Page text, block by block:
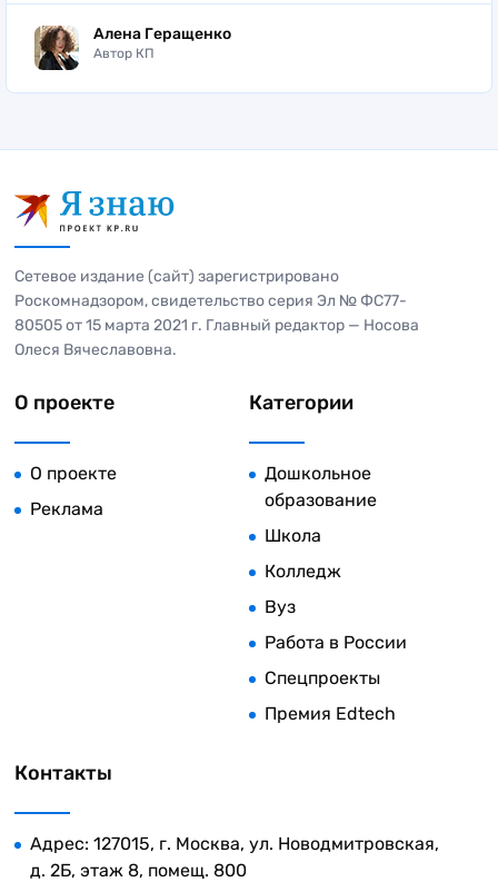
Алена Геращенко
Автор КП
Сетевое издание (сайт) зарегистрировано
Роскомнадзором, свидетельство серия Эл № ФС77-
80505 от 15 марта 2021 г. Главный редактор — Носова
Олеся Вячеславовна.
О проекте
О проекте
Реклама
Категории
Дошкольное
образование
Школа
Колледж
Вуз
Работа в России
Спецпроекты
Премия Edtech
Контакты
Адрес: 127015, г. Москва, ул. Новодмитровская,
д. 2Б, этаж 8, помещ. 800